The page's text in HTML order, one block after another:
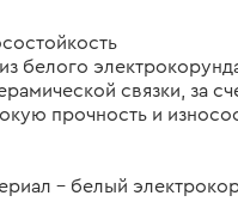
белого
связки, за
прочность и
– белый